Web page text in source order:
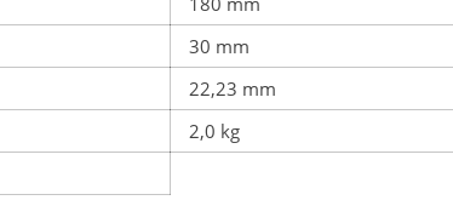
30 mm
22,23 mm
2,0 kg